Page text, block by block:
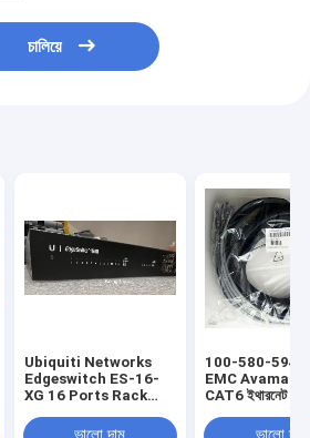
চালিয়ে
Ubiquiti Networks
Edgeswitch ES-16-
XG 16 Ports Rack
Switch
100-580-594
EMC Avamar
CAT6 ইথারনেট